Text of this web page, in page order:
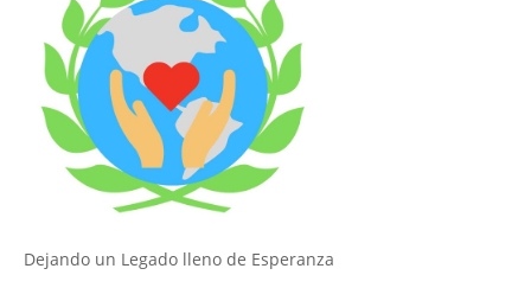
Dejando un Legado lleno de Esperanza